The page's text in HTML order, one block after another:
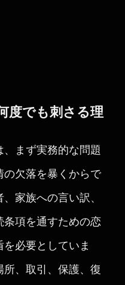
度でも刺さる理
まず実務的な問題
の欠落を暴くからで
家族への言い訳、
項を通すための恋
必要としていま
、取引、保護、復